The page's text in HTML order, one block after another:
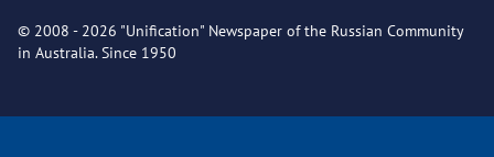
© 2008 - 2026 "Unification" Newspaper of the Russian Community
in Australia. Since 1950